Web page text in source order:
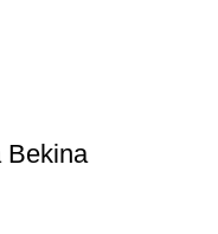
Bekina